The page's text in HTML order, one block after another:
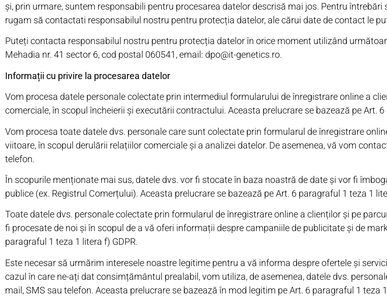
și, prin urmare, suntem responsabili pentru procesarea datelor descrisă mai jos. Pentru
rugam să contactati responsabilul nostru pentru protecția datelor, ale cărui date de contact le
Puteți contacta responsabilul nostru pentru protecția datelor în orice moment utilizând
Mehadia nr. 41 sector 6, cod postal 060541, email: dpo@it-genetics.ro.
Informații cu privire la procesarea datelor
Vom procesa datele personale colectate prin intermediul formularului de înregistrare online a
comerciale, în scopul încheierii și executării contractului. Aceasta prelucrare se bazează pe Art.
Vom procesa toate datele dvs. personale care sunt colectate prin formularul de înregistrare
viitoare, în scopul derulării relațiilor comerciale și a analizei datelor. De asemenea, vă vom
telefon.
În scopurile menționate mai sus, datele dvs. vor fi stocate în baza noastră de date și vor fi
publice (ex. Registrul Comerțului). Aceasta prelucrare se bazează pe Art. 6 paragraful 1 teza 1
Toate datele dvs. personale colectate prin formularul de înregistrare online a clienților și pe
fi procesate de noi și în scopul de a vă oferi informații despre campaniile de publicitate și de
paragraful 1 teza 1 litera f) GDPR.
Este necesar să urmărim interesele noastre legitime pentru a vă informa despre ofertele și
cazul în care ne-ați dat consimțământul prealabil, vom utiliza, de asemenea, datele dvs.
mail, SMS sau telefon. Aceasta prelucrare se bazează în mod legitim pe Art. 6 paragraful 1 teza